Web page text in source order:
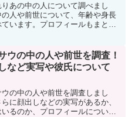
あの中の人について調べまし
の人や前世について、年齢や身長
ています。プロフィールもまとめ
ウの中の人や前世を調査！
など実写や彼氏について
ウの中の人や前世を調査しまし
に顔出しなどの実写があるか、
るのか、プロフィールについて